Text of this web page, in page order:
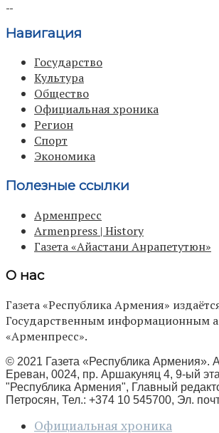
Навигация
Государство
Культура
Общество
Официальная хроника
Регион
Спорт
Экономика
Полезные ссылки
Арменпресс
Armenpress | History
Газета «Айастани Анрапетутюн»
О нас
Газета «Республика Армения»
Государственным информационным
«Арменпресс».
© 2021 Газета «Республика Армения».
Ереван, 0024, пр. Аршакуняц 4, 9-ый
"Республика Армения", Главный
Петросян, Тел.: +374 10 545700, Эл.
Официальная хроника